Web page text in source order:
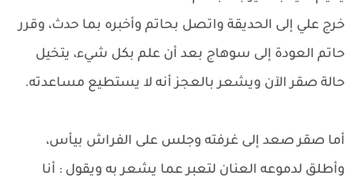
خرج علي إلى الحديقة واتصل بحاتم وأخبره بما حدث، وقرر
حاتم العودة إلى سوهاج بعد أن علم بكل شيء، يتخيل
حالة صقر الآن ويشعر بالعجز أنه لا يستطيع مساعدته.
أما صقر صعد إلى غرفته وجلس على الفراش بيأس،
وأطلق لدموعه العنان لتعبر عما يشعر به ويقول : أنا